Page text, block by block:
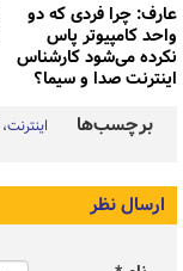
عارف: چرا فردی که دو
واحد کامپیوتر پاس
نکرده می‌شود کارشناس
اینترنت صدا و سیما؟
برچسب‌ها اینترنت
ارسال نظر